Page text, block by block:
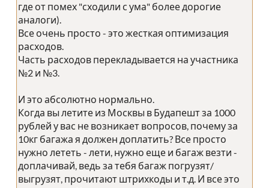
где от помех "сходили с ума" более дорогие
аналоги).
Все очень просто - это жесткая оптимизация
расходов.
Часть расходов перекладывается на участника
№2 и №3.
И это абсолютно нормально.
Когда вы летите из Москвы в Будапешт за 1000
рублей у вас не возникает вопросов, почему за
10кг багажа я должен доплатить? Все просто
нужно лететь - лети, нужно еще и багаж везти -
доплачивай, ведь за тебя багаж погрузят/
выгрузят, прочитают штрихкоды и т.д. И все это